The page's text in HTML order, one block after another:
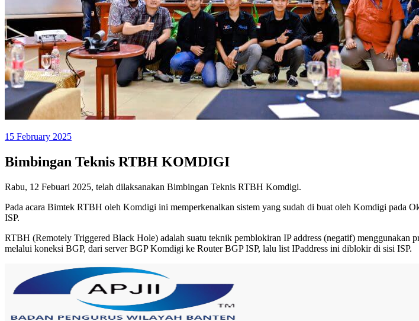
15 February 2025
Bimbingan Teknis RTBH KOMDIGI
Rabu, 12 Febuari 2025, telah dilaksanakan Bimbingan Teknis RTBH Komdigi.
Pada acara Bimtek RTBH oleh Komdigi ini memperkenalkan sistem yang sudah di buat oleh Komdigi pada
ISP.
RTBH (Remotely Triggered Black Hole) adalah suatu teknik pemblokiran IP address (negatif)
melalui koneksi BGP, dari server BGP Komdigi ke Router BGP ISP, lalu list IPaddress ini diblokir di sisi ISP.